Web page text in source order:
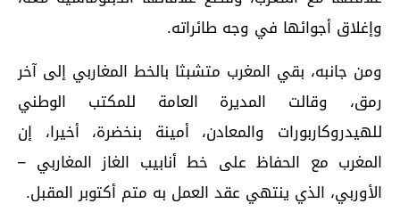
وإغلاق أجوائها في وجه طائراته.
ومن جانبه، بقي المغرب متشبثا بالخط المغاربي إلى آخر
رمق، وقالت المديرة العامة للمكتب الوطني
للهيدروكاربورات والمعادن، أمينة بنخضرة، أخيرا، إن
المغرب مع الحفاظ على خط أنابيب الغاز المغاربي –
الأوربي، الذي ينتهي عقد العمل به متم أكتوبر المقبل.